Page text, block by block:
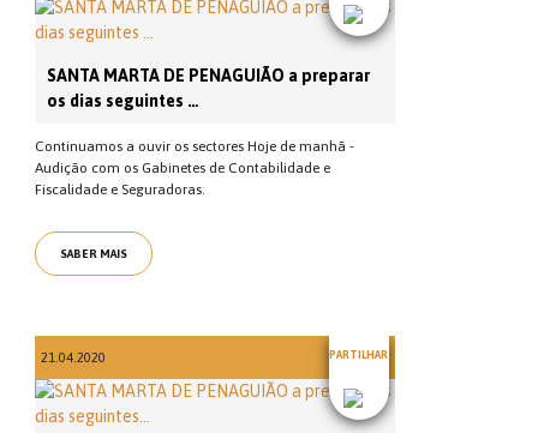
SANTA MARTA DE PENAGUIÃO a preparar
os dias seguintes …
Continuamos a ouvir os sectores Hoje de manhã -
Audição com os Gabinetes de Contabilidade e
Fiscalidade e Seguradoras.
SABER MAIS
21.04.2020 PARTILHAR